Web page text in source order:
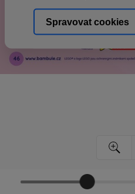
Spravovat cookies